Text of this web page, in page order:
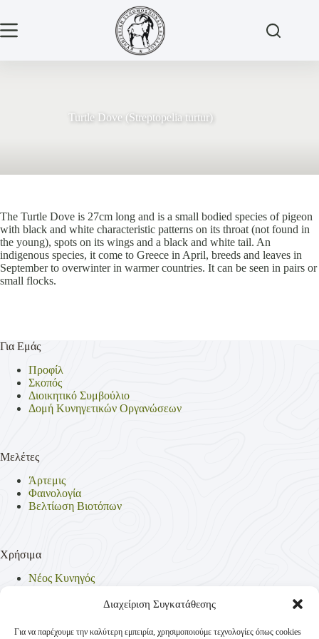
Διαχείριση Συγκατάθεσης
Για να παρέχουμε την καλύτερη εμπειρία, χρησιμοποιούμε τεχνολογίες όπως cookies
περιεχόμενο
Turtle Dove (Streptopelia turtur)
The Turtle Dove is 27cm long and is a small bodied species of pigeon
with black and white characteristic patterns on its throat (not found in
the young), spots on its wings and a black and white tail. An
indigenous species, it come to Greece in April, breeds and leaves in
September to overwinter in warmer countries. It can be seen in pairs or
small flocks.
Για Εμάς
Προφίλ
Σκοπός
Διοικητικό Συμβούλιο
Δομή Κυνηγετικών Οργανώσεων
Μελέτες
Άρτεμις
Φαινολογία
Βελτίωση Βιοτόπων
Χρήσιμα
Νέος Κυνηγός
Νομοθεσία